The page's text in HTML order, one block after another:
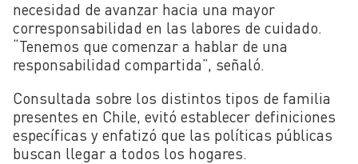
necesidad de avanzar hacia una mayor
corresponsabilidad en las labores de cuidado.
“Tenemos que comenzar a hablar de una
responsabilidad compartida”, señaló.
Consultada sobre los distintos tipos de familia
presentes en Chile, evitó establecer definiciones
específicas y enfatizó que las políticas públicas
buscan llegar a todos los hogares.